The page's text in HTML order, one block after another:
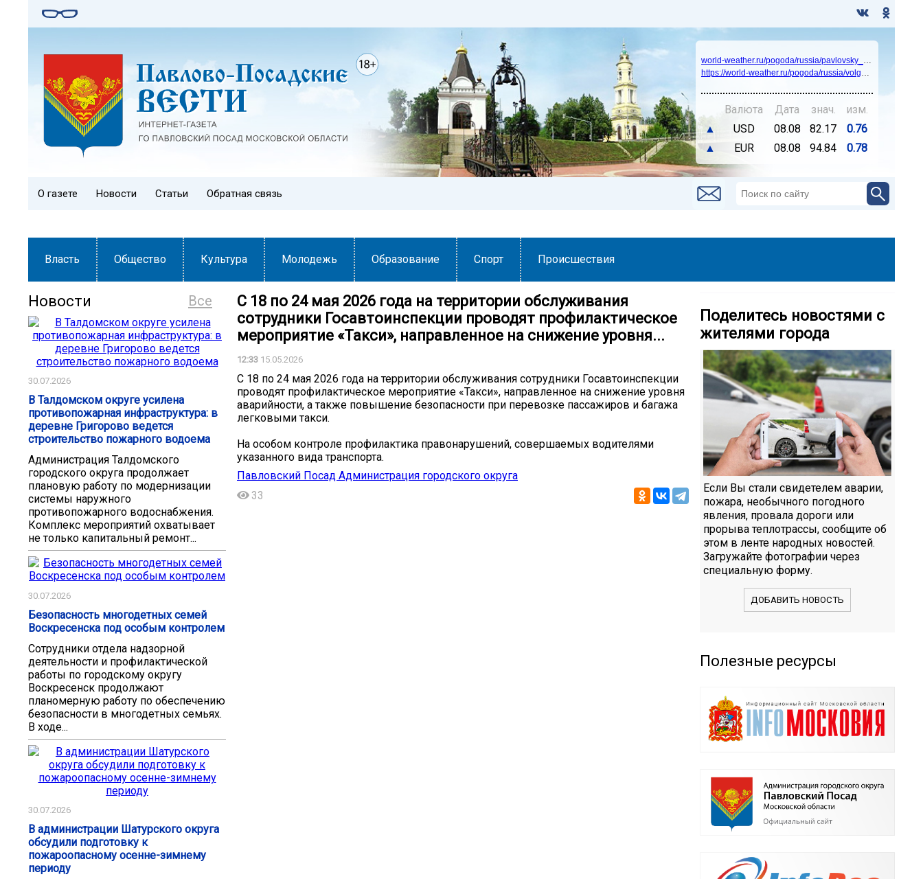
world-weather.ru/pogoda/russia/pavlovsky_posad/14days/
https://world-weather.ru/pogoda/russia/volgograd/
Валюта Дата знач.
изм.
▲
USD 08.08 82.17
0.76
▲
EUR 08.08 94.84 0.78
О газете Новости Статьи Обратная связь
Власть Общество Культура Молодежь Образование Спорт Происшествия
Все
Новости
30.07.2026
В Талдомском округе усилена
противопожарная инфраструктура: в
деревне Григорово ведется
строительство пожарного водоема
Администрация Талдомского
городского округа продолжает
плановую работу по модернизации
системы наружного
противопожарного водоснабжения.
Комплекс мероприятий охватывает
не только капитальный ремонт...
30.07.2026
Безопасность многодетных семей
Воскресенска под особым контролем
Сотрудники отдела надзорной
деятельности и профилактической
работы по городскому округу
Воскресенск продолжают
планомерную работу по обеспечению
безопасности в многодетных семьях.
В ходе...
30.07.2026
В администрации Шатурского округа
обсудили подготовку к
пожароопасному осенне-зимнему
периоду
С 18 по 24 мая 2026 года на территории обслуживания
сотрудники Госавтоинспекции проводят профилактическое
мероприятие «Такси», направленное на снижение уровня...
12:33 15.05.2026
С 18 по 24 мая 2026 года на территории обслуживания сотрудники Госавтоинспекции
проводят профилактическое мероприятие «Такси», направленное на снижение уровня
аварийности, а также повышение безопасности при перевозке пассажиров и багажа
легковыми такси.
На особом контроле профилактика правонарушений, совершаемых водителями
указанного вида транспорта.
Павловский Посад Администрация городского округа
33
Поделитесь новостями с
жителями города
Если Вы стали свидетелем аварии,
пожара, необычного погодного
явления, провала дороги или
прорыва теплотрассы, сообщите об
этом в ленте народных новостей.
Загружайте фотографии через
специальную форму.
ДОБАВИТЬ НОВОСТЬ
Полезные ресурсы